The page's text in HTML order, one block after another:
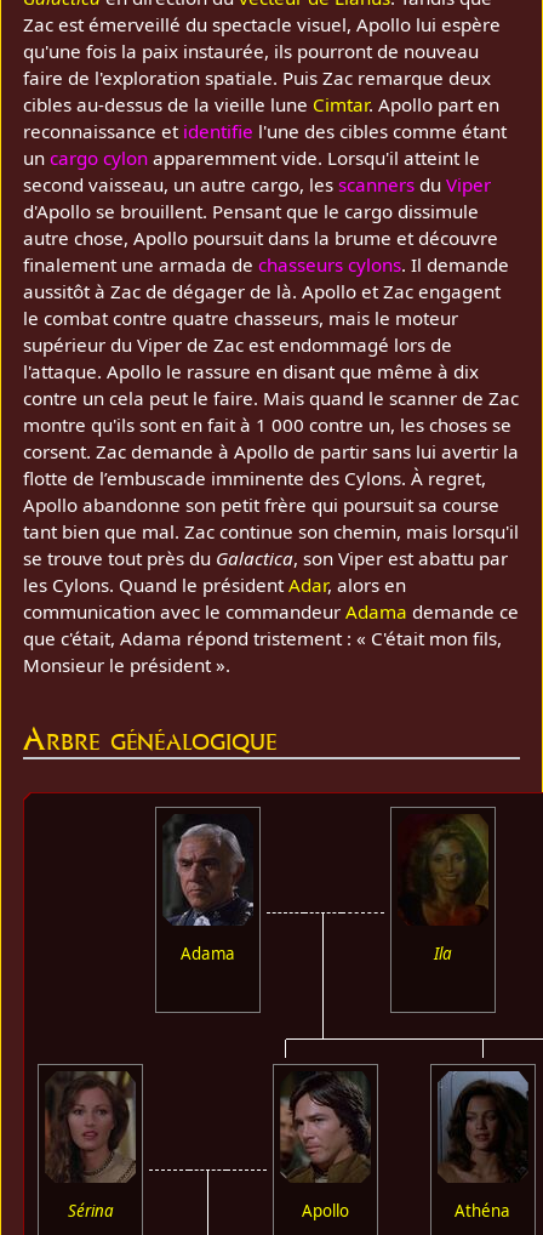
Zac est émerveillé du spectacle visuel, Apollo lui espère
qu'une fois la paix instaurée, ils pourront de nouveau
faire de l'exploration spatiale. Puis Zac remarque deux
cibles au-dessus de la vieille lune Cimtar. Apollo part en
reconnaissance et identifie l'une des cibles comme étant
uncargo cylon apparemment vide. Lorsqu'il atteint le
second vaisseau, un autre cargo, lesscanners duViper
d'Apollo se brouillent. Pensant que le cargo dissimule
autre chose, Apollo poursuit dans la brume et découvre
finalement une armada dechasseurs cylons. Il demande
aussitôt à Zac de dégager de là. Apollo et Zac engagent
le combat contre quatre chasseurs, mais le moteur
supérieur du Viper de Zac est endommagé lors de
l'attaque. Apollo le rassure en disant que même à dix
contre un cela peut le faire. Mais quand le scanner de Zac
montre qu'ils sont en fait à 1 000 contre un, les choses se
corsent. Zac demande à Apollo de partir sans lui avertir la
flotte de l’embuscade imminente des Cylons. À regret,
Apollo abandonne son petit frère qui poursuit sa course
tant bien que mal. Zac continue son chemin, mais lorsqu'il
se trouve tout près du Galactica, son Viper est abattu par
les Cylons. Quand le présidentAdar, alors en
communication avec le commandeurAdama demande ce
que c'était, Adama répond tristement : « C'était mon fils,
Monsieur le président ».
Arbre généalogique
Adama Ila
Sérina Apollo Athéna